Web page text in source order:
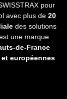
pour
avec plus de 20
des solutions
une marque
de-France
européennes.